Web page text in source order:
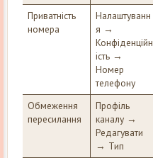
Приватність
номера
Налаштуванн
я →
Конфіденційн
ість →
Номер
телефону
Обмеження
пересилання
Профіль
каналу →
Редагувати
→ Тип